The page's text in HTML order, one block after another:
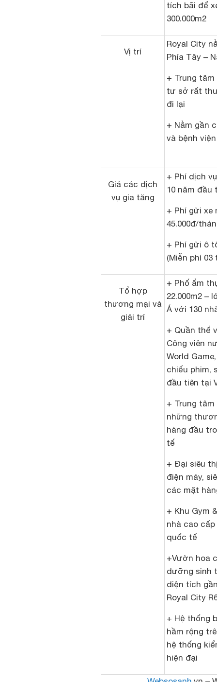
tích bãi để
300.000m2
Vị trí
Royal City
Phía Tây –
+ Trung
tư sở rất
đi lại
+ Nằm gần
và bệnh
Giá các dịch
vụ gia tăng
+ Phí dịch
10 năm đầu
+ Phí gửi xe
45.000đ/
+ Phí gửi ô
(Miễn phí 03
Tổ hợp
thương mại và
giải trí
+ Phố ẩm
22.000m2 –
Á với 130
+ Quần thể
Công viên
World
chiếu phim,
đầu tiên tại
+ Trung
những
hàng đầu
tế
+ Đại siêu
điện máy,
các mặt
+ Khu Gym
nhà cao
quốc tế
+Vườn hoa
dưỡng sinh
diện tích
Royal City
+ Hệ thống
hầm rộng
hệ thống
hiện đại